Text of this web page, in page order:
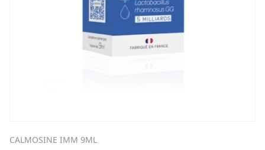
CALMOSINE IMM 9ML